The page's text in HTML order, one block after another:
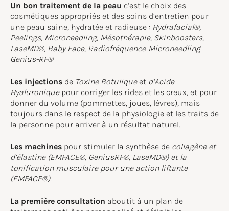
Un bon traitement de la peau c’est le choix des
cosmétiques appropriés et des soins d’entretien pour
une peau saine, hydratée et radieuse : Hydrafacial®,
Peelings, Microneedling, Mésothérapie, Skinboosters,
LaseMD®, Baby Face, Radiofréquence-Microneedling
Genius-RF®
Les injections de Toxine Botuliqueet d’Acide
Hyaluroniquepour corriger les rides et les creux, et pour
donner du volume (pommettes, joues, lèvres), mais
toujours dans le respect de la physiologie et les traits de
la personne pour arriver à un résultat naturel.
Les machines pour stimuler la synthèse de collagène et
d’élastine (EMFACE®, GeniusRF®, LaseMD®) et la
tonification musculaire pour une action liftante
(EMFACE®).
La première consultation aboutit à un plan de